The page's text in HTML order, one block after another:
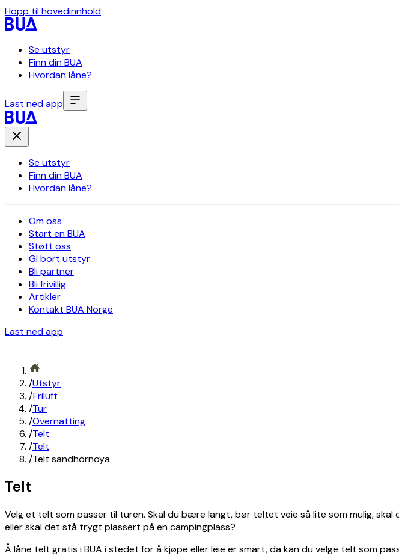
Hopp til hovedinnhold
Se utstyr
Finn din BUA
Hvordan låne?
Last ned app
Se utstyr
Finn din BUA
Hvordan låne?
Om oss
Start en BUA
Støtt oss
Gi bort utstyr
Bli partner
Bli frivillig
Artikler
Kontakt BUA Norge
Last ned app
/Utstyr
/Friluft
/Tur
/Overnatting
/Telt
/Telt
/Telt sandhornoya
Telt
Velg et telt som passer til turen. Skal du bære langt, bør teltet veie så lite som mulig,
eller skal det stå trygt plassert på en campingplass?
Å låne telt gratis i BUA i stedet for å kjøpe eller leie er smart, da kan du velge telt som